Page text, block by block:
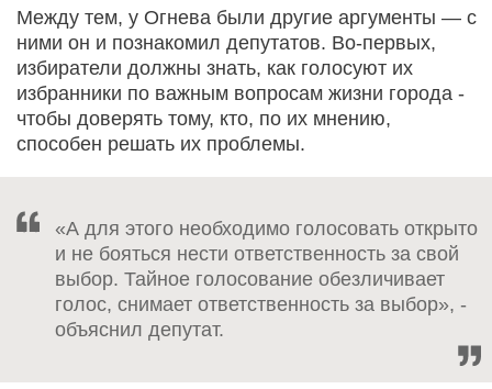
Между тем, у Огнева были другие аргументы — с
ними он и познакомил депутатов. Во-первых,
избиратели должны знать, как голосуют их
избранники по важным вопросам жизни города -
чтобы доверять тому, кто, по их мнению,
способен решать их проблемы.
«А для этого необходимо голосовать открыто
и не бояться нести ответственность за свой
выбор. Тайное голосование обезличивает
голос, снимает ответственность за выбор», -
объяснил депутат.